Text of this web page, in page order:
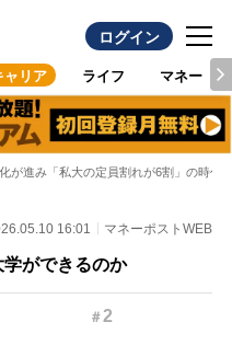
ログイン
ャリア ライフ マネー
が進み「私大の定員割れが6割」の時
16:01 マネーポストWEB
ができるのか
＃2